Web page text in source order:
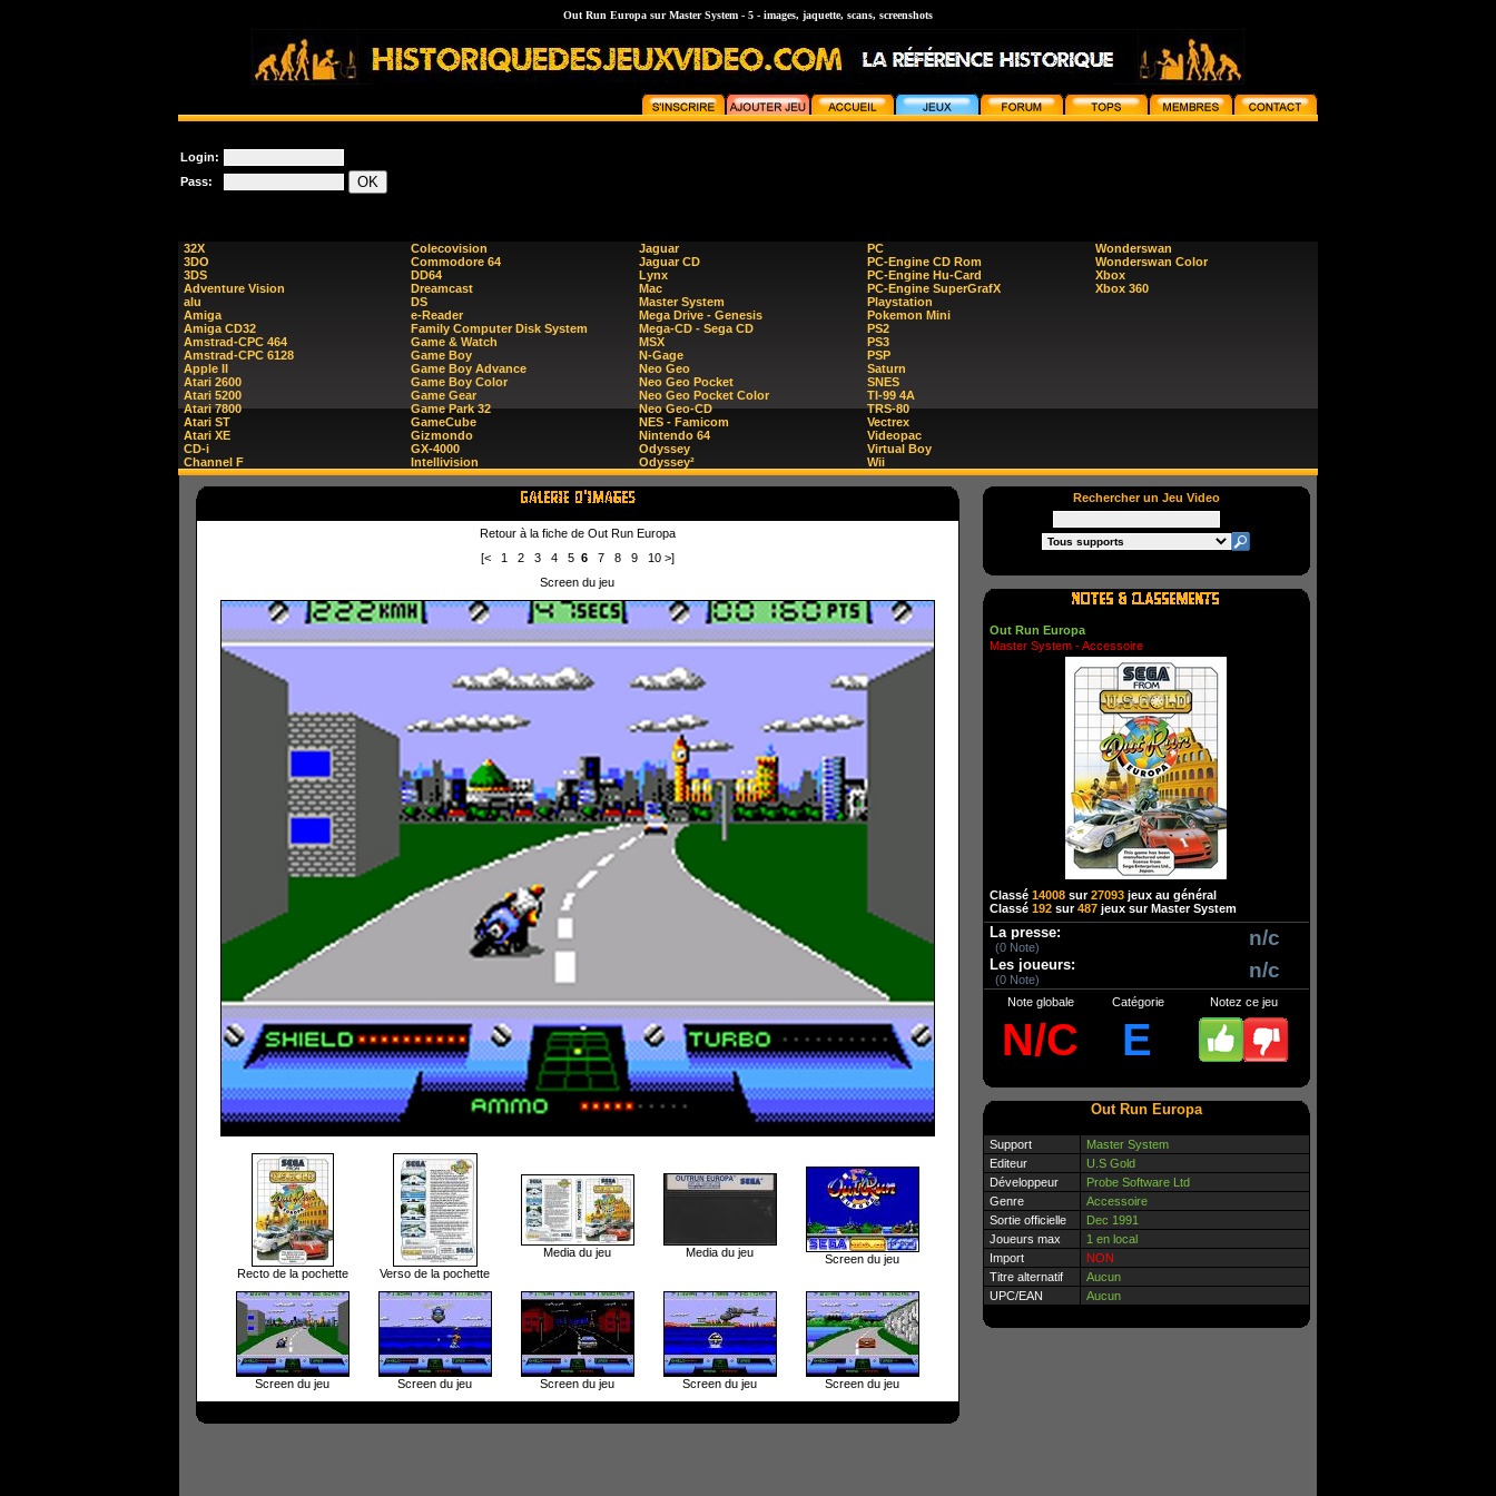
Out Run Europa sur Master System - 5 - images, jaquette, scans, screenshots
Login:
Pass:
32X
3DO
3DS
Adventure Vision
alu
Amiga
Amiga CD32
Amstrad-CPC 464
Amstrad-CPC 6128
Apple II
Atari 2600
Atari 5200
Atari 7800
Atari ST
Atari XE
CD-i
Channel F
Colecovision
Commodore 64
DD64
Dreamcast
DS
e-Reader
Family Computer Disk System
Game & Watch
Game Boy
Game Boy Advance
Game Boy Color
Game Gear
Game Park 32
GameCube
Gizmondo
GX-4000
Intellivision
Jaguar
Jaguar CD
Lynx
Mac
Master System
Mega Drive - Genesis
Mega-CD - Sega CD
MSX
N-Gage
Neo Geo
Neo Geo Pocket
Neo Geo Pocket Color
Neo Geo-CD
NES - Famicom
Nintendo 64
Odyssey
Odyssey²
PC
PC-Engine CD Rom
PC-Engine Hu-Card
PC-Engine SuperGrafX
Playstation
Pokemon Mini
PS2
PS3
PSP
Saturn
SNES
TI-99 4A
TRS-80
Vectrex
Videopac
Virtual Boy
Wii
Wonderswan
Wonderswan Color
Xbox
Xbox 360
Retour à la fiche de Out Run Europa
[<
1 2 3 4 56 7 8 9 10 >]
Screen du jeu
Recto de la pochette Verso de la pochette
Media du jeu Media du jeu Screen du jeu
Screen du jeu Screen du jeu Screen du jeu Screen du jeu Screen du jeu
Rechercher un Jeu Video
Out Run Europa
Master System - Accessoire
Classé 14008sur27093jeux au général
Classé 192sur487jeux sur Master System
La presse:
(0 Note) n/c
Les joueurs:
(0 Note) n/c
Note globale Catégorie Notez ce jeu
N/C E
Out Run Europa
Support
Master System
Editeur
U.S Gold
Développeur
Probe Software Ltd
Genre
Accessoire
Sortie officielle
Dec 1991
Joueurs max
1 en local
Import
NON
Titre alternatif
Aucun
UPC/EAN
Aucun